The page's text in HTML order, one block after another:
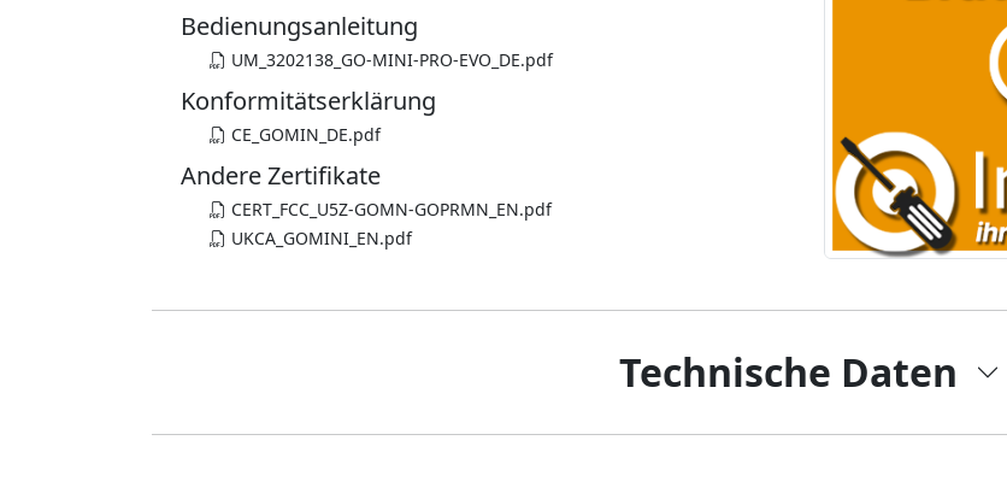
Bedienungsanleitung
UM_3202138_GO-MINI-PRO-EVO_DE.pdf
Konformitätserklärung
CE_GOMIN_DE.pdf
Andere Zertifikate
CERT_FCC_U5Z-GOMN-GOPRMN_EN.pdf
UKCA_GOMINI_EN.pdf
Technische Daten